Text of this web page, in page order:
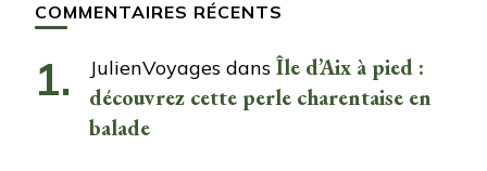
COMMENTAIRES RÉCENTS
JulienVoyages dans Île d’Aix à pied :
découvrez cette perle charentaise en
balade